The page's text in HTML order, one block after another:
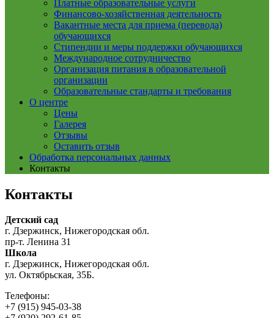
Платные образовательные услуги
Финансово-хозяйственная деятельность
Вакантные места для приема (перевода)
обучающихся
Стипендии и меры поддержки обучающихся
Международное сотрудничество
Организация питания в образовательной
организации
Образовательные стандарты и требования
О центре
Цены
Галерея
Отзывы
Оставить отзыв
Обработка персональных данных
Контакты
Контакты
Детский сад
г. Дзержинск, Нижегородская обл.
пр-т. Ленина 31
Школа
г. Дзержинск, Нижегородская обл.
ул. Октябрьская, 35Б.
Телефоны:
+7 (915) 945-03-38